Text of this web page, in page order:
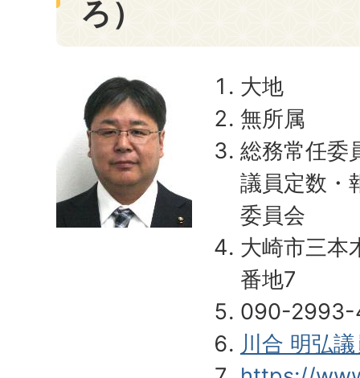
ろ）
大地
無所属
総務常任委
議員定数・
委員会
大崎市三本
番地7
090-2993-
川合 明弘